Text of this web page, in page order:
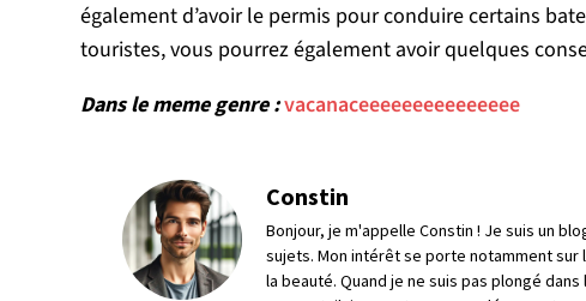
également d’avoir le permis pour conduire certains
touristes, vous pourrez également avoir quelques
Dans le meme genre :vacanaceeeeeeeeeeeeeee
Constin
Bonjour, je m'appelle Constin ! Je suis un
sujets. Mon intérêt se porte notamment sur
la beauté. Quand je ne suis pas plongé